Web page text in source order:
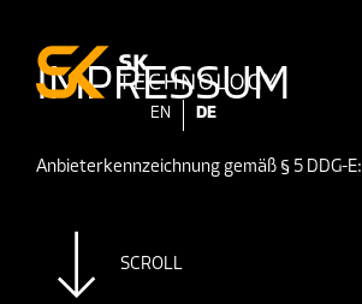
EN DE
IMPRESSUM
Anbieterkennzeichnung gemäß § 5 DDG-E:
SCROLL